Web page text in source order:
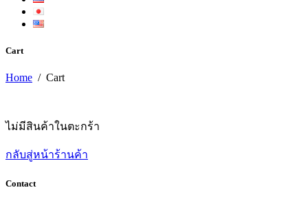
Cart
Home / Cart
ไม่มีสินค้าในตะกร้า
กลับสู่หน้าร้านค้า
Contact